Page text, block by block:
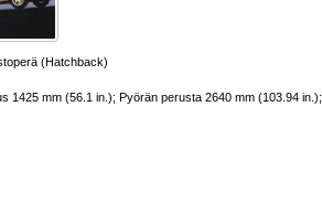
(Hatchback)
1425 mm (56.1 in.); Pyörän perusta 2640 mm (103.94 in.);